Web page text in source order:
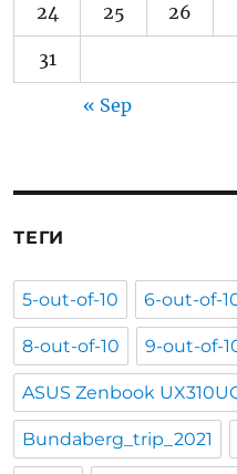
24 25 26
31
« Sep
ТЕГИ
5-out-of-10 6-out-of-
8-out-of-10 9-out-of-
ASUS Zenbook
Bundaberg_trip_2021